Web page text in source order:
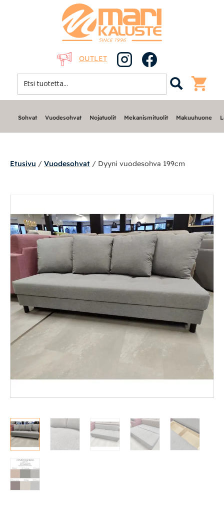
OUTLET
Nojatuolit
Mekanismituolit
Makuuhuone
Pöydät ja tuolit
Säilytys
Työpöydät ja työtuolit
Matot
Valaisimet
Vuodesohvat
Senioreille
Sohvat Vuodesohvat Nojatuolit Mekanismituolit Makuuhuone
Etusivu / Vuodesohvat / Dyyni vuodesohva 199cm